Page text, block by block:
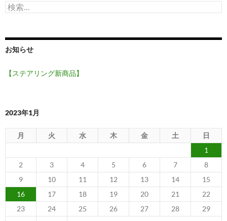
検
索:
お知らせ
【ステアリング新商品】
2023年1月
月 火 水 木 金 土
日
1
2
3 4 5 6 7
8
9
10 11 12 13 14
15
16
17 18 19 20 21
22
23
24 25 26 27 28
29